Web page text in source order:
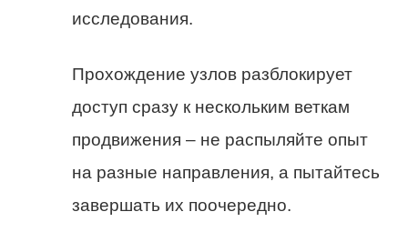
исследования.
Прохождение узлов разблокирует
доступ сразу к нескольким веткам
продвижения – не распыляйте опыт
на разные направления, а пытайтесь
завершать их поочередно.